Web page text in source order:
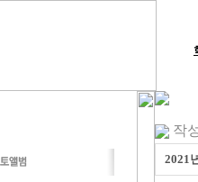
작
2021